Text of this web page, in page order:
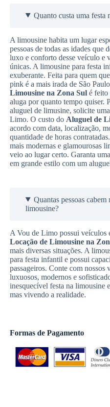
Quanto custa uma festa
A limousine habita um lugar
pessoas de todas as idades que
luxo e conforto desse veículo e
únicas. A limousine para festa
exuberante. Feita para quem
pink é a mais irada de São
Limousine na Zona Sul é feito
aluga por quanto tempo quiser.
aluguel de limusine, solicite
Limo. O custo do Aluguel de
acordo com data, localização,
quantidade de horas
mais modernas e glamourosas
veio ao lugar certo. Garanta
em grande estilo com um
Quantas pessoas cabem
limousine?
A Vou de Limo possui veículos
Locação de Limousine na
mais diversas situações. A
para festa infantil e possui
passageiros. Conte com nossos
luxuosos, modernos e
inesquecível festa na limousine
mas vivendo a realidade.
Formas de Pagamento